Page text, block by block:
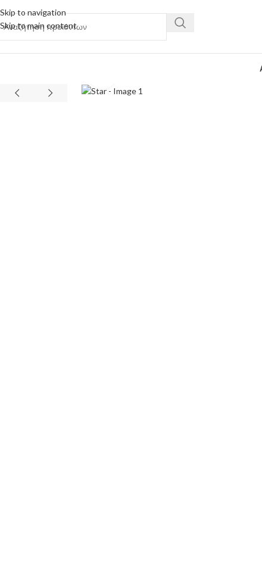
Skip to navigation
Skip to main content